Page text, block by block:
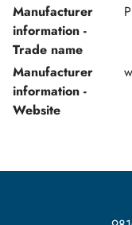
Manufacturer
information -
Trade name
Manufacturer
information -
Website